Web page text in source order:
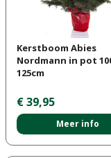
Kerstboom Abies
Nordmann in pot
125cm
€ 39,95
Meer info